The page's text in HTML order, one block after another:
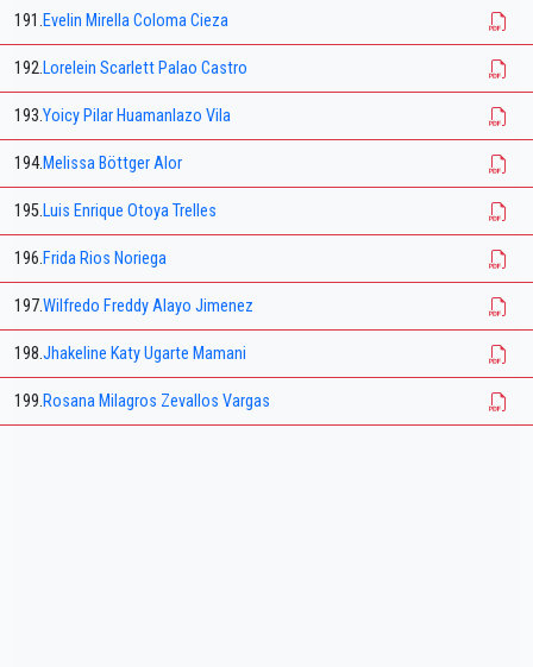
191.Evelin Mirella Coloma Cieza
192.Lorelein Scarlett Palao Castro
193.Yoicy Pilar Huamanlazo Vila
194.Melissa Böttger Alor
195.Luis Enrique Otoya Trelles
196.Frida Rios Noriega
197.Wilfredo Freddy Alayo Jimenez
198.Jhakeline Katy Ugarte Mamani
199.Rosana Milagros Zevallos Vargas